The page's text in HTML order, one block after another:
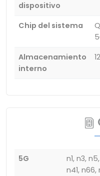
dispositivo
Chip del sistema
Almacenamiento
interno
5G
n1, n3,
n41, n66,